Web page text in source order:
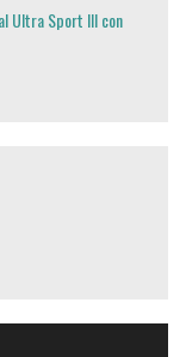
Ultra Sport III con